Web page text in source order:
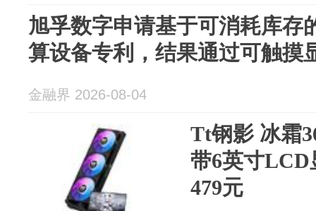
旭孚数字申请基于可消耗库存
算设备专利，结果通过可触摸
金融界 2026-08-04
Tt钢影 冰霜
带6英寸LCD
479元